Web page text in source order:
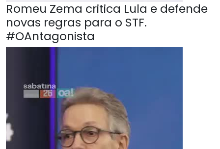
Romeu Zema critica Lula e defende
novas regras para o STF.
#OAntagonista